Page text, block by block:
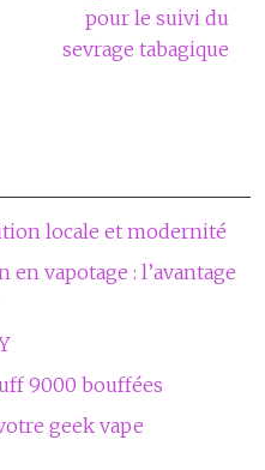
pour le suivi du
sevrage tabagique
locale et modernité
vapotage : l’avantage
9000 bouffées
geek vape